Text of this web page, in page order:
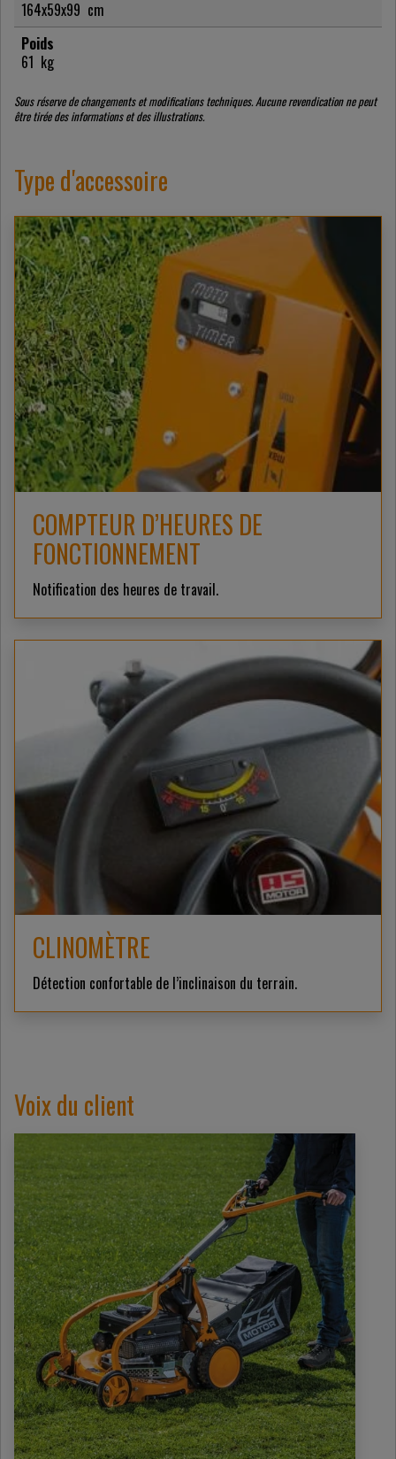
164x59x99 cm
Poids
61 kg
Sous réserve de changements et modifications techniques. Aucune revendication ne peut
être tirée des informations et des illustrations.
Type d'accessoire
COMPTEUR D’HEURES DE
FONCTIONNEMENT
Notification des heures de travail.
CLINOMÈTRE
Détection confortable de l’inclinaison du terrain.
Voix du client